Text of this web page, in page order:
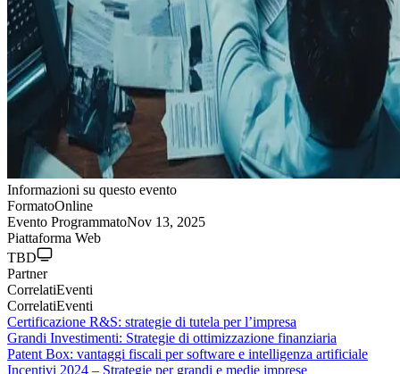
Informazioni su questo evento
FormatoOnline
Evento ProgrammatoNov 13, 2025
Piattaforma Web
TBD
Partner
CorrelatiEventi
CorrelatiEventi
Certificazione R&S: strategie di tutela per l’impresa
Grandi Investimenti: Strategie di ottimizzazione finanziaria
Patent Box: vantaggi fiscali per software e intelligenza artificiale
Incentivi 2024 – Strategie per grandi e medie imprese